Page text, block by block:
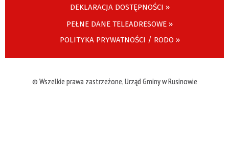
DEKLARACJA DOSTĘPNOŚCI »
PEŁNE DANE TELEADRESOWE »
POLITYKA PRYWATNOŚCI / RODO »
© Wszelkie prawa zastrzeżone, Urząd Gminy w Rusinowie